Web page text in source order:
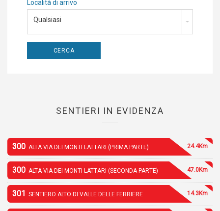
Località di arrivo
Qualsiasi
SENTIERI IN EVIDENZA
300 ALTA VIA DEI MONTI LATTARI (PRIMA PARTE) 24.4Km
300 ALTA VIA DEI MONTI LATTARI (SECONDA PARTE) 47.0Km
301 SENTIERO ALTO DI VALLE DELLE FERRIERE 14.3Km